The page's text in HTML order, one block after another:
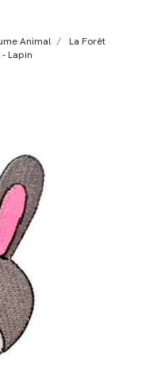
Animal
La Forêt
Lapin